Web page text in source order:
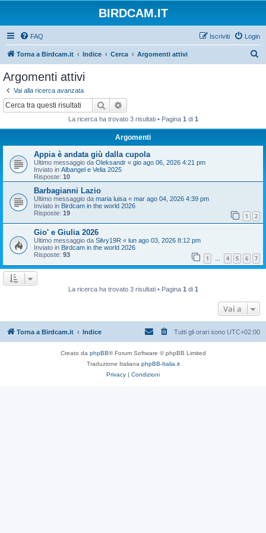
BIRDCAM.IT
FAQ Login
Iscriviti
Torna a Birdcam.it Indice Cerca Argomenti attivi
Argomenti attivi
Vai alla ricerca avanzata
Cerca
La ricerca ha trovato 3 risultati • Pagina 1 di 1
Argomenti
Appia è andata giù dalla cupola
Ultimo messaggio da Oleksandr « gio ago 06, 2026 4:21 pm
Inviato in Albangel e Velia 2025
Risposte: 10
Barbagianni Lazio
Ultimo messaggio da maria luisa « mar ago 04, 2026 4:39 pm
Inviato in Birdcam in the world 2026
Risposte: 19 1 2
Gio' e Giulia 2026
Ultimo messaggio da Silvy19R « lun ago 03, 2026 8:12 pm
Inviato in Birdcam in the world 2026
Risposte: 93 1 … 4 5 6 7
La ricerca ha trovato 3 risultati • Pagina 1 di 1
Vai a
Torna a Birdcam.it Indice Tutti gli orari sono UTC+02:00
Creato da phpBB® Forum Software © phpBB Limited
Traduzione Italiana phpBB-Italia.it
Privacy | Condizioni